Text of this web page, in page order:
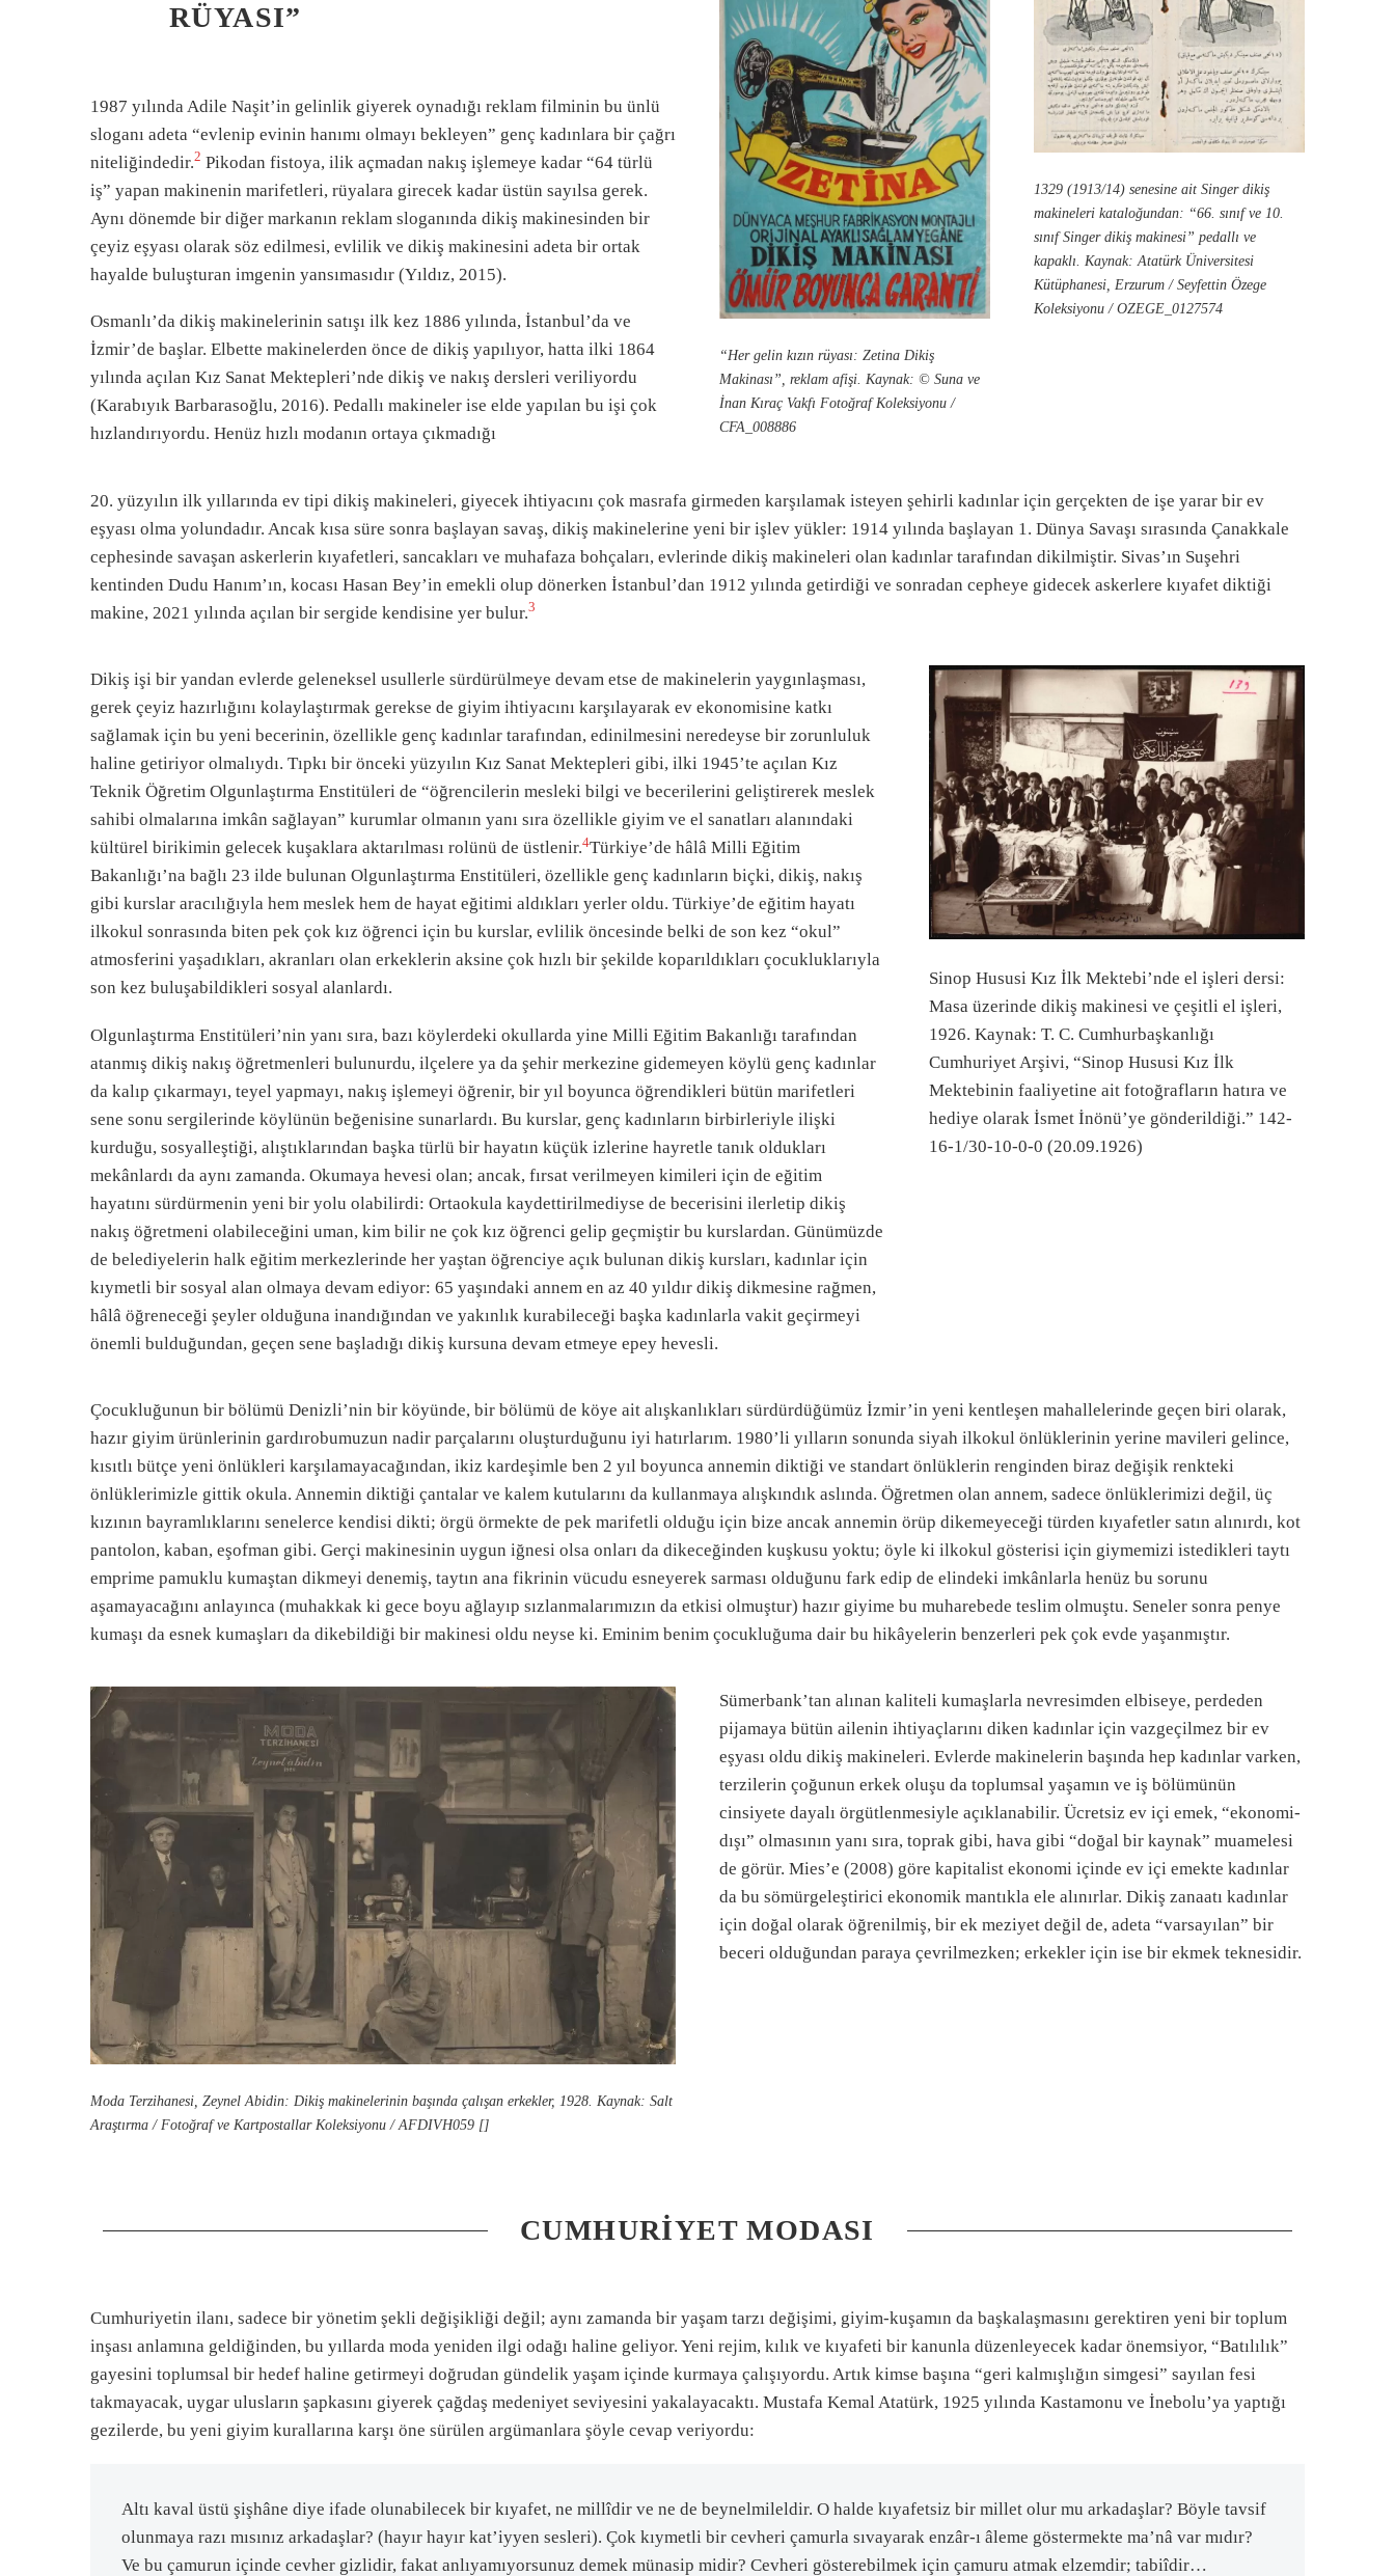
RÜYASI”
1987 yılında Adile Naşit’in gelinlik giyerek oynadığı reklam filminin bu ünlü
sloganı adeta “evlenip evinin hanımı olmayı bekleyen” genç kadınlara bir çağrı
niteliğindedir.2 Pikodan fistoya, ilik açmadan nakış işlemeye kadar “64 türlü
iş” yapan makinenin marifetleri, rüyalara girecek kadar üstün sayılsa gerek.
Aynı dönemde bir diğer markanın reklam sloganında dikiş makinesinden bir
çeyiz eşyası olarak söz edilmesi, evlilik ve dikiş makinesini adeta bir ortak
hayalde buluşturan imgenin yansımasıdır (Yıldız, 2015).
Osmanlı’da dikiş makinelerinin satışı ilk kez 1886 yılında, İstanbul’da ve
İzmir’de başlar. Elbette makinelerden önce de dikiş yapılıyor, hatta ilki 1864
yılında açılan Kız Sanat Mektepleri’nde dikiş ve nakış dersleri veriliyordu
(Karabıyık Barbarasoğlu, 2016). Pedallı makineler ise elde yapılan bu işi çok
hızlandırıyordu. Henüz hızlı modanın ortaya çıkmadığı
“Her gelin kızın rüyası: Zetina Dikiş
Makinası”, reklam afişi. Kaynak: © Suna ve
İnan Kıraç Vakfı Fotoğraf Koleksiyonu /
CFA_008886
1329 (1913/14) senesine ait Singer dikiş
makineleri kataloğundan: “66. sınıf ve 10.
sınıf Singer dikiş makinesi” pedallı ve
kapaklı. Kaynak: Atatürk Üniversitesi
Kütüphanesi, Erzurum / Seyfettin Özege
Koleksiyonu / OZEGE_0127574
20. yüzyılın ilk yıllarında ev tipi dikiş makineleri, giyecek ihtiyacını çok masrafa girmeden karşılamak isteyen şehirli kadınlar için gerçekten de işe yarar bir ev
eşyası olma yolundadır. Ancak kısa süre sonra başlayan savaş, dikiş makinelerine yeni bir işlev yükler: 1914 yılında başlayan 1. Dünya Savaşı sırasında Çanakkale
cephesinde savaşan askerlerin kıyafetleri, sancakları ve muhafaza bohçaları, evlerinde dikiş makineleri olan kadınlar tarafından dikilmiştir. Sivas’ın Suşehri
kentinden Dudu Hanım’ın, kocası Hasan Bey’in emekli olup dönerken İstanbul’dan 1912 yılında getirdiği ve sonradan cepheye gidecek askerlere kıyafet diktiği
makine, 2021 yılında açılan bir sergide kendisine yer bulur.3
Dikiş işi bir yandan evlerde geleneksel usullerle sürdürülmeye devam etse de makinelerin yaygınlaşması,
gerek çeyiz hazırlığını kolaylaştırmak gerekse de giyim ihtiyacını karşılayarak ev ekonomisine katkı
sağlamak için bu yeni becerinin, özellikle genç kadınlar tarafından, edinilmesini neredeyse bir zorunluluk
haline getiriyor olmalıydı. Tıpkı bir önceki yüzyılın Kız Sanat Mektepleri gibi, ilki 1945’te açılan Kız
Teknik Öğretim Olgunlaştırma Enstitüleri de “öğrencilerin mesleki bilgi ve becerilerini geliştirerek meslek
sahibi olmalarına imkân sağlayan” kurumlar olmanın yanı sıra özellikle giyim ve el sanatları alanındaki
kültürel birikimin gelecek kuşaklara aktarılması rolünü de üstlenir.4Türkiye’de hâlâ Milli Eğitim
Bakanlığı’na bağlı 23 ilde bulunan Olgunlaştırma Enstitüleri, özellikle genç kadınların biçki, dikiş, nakış
gibi kurslar aracılığıyla hem meslek hem de hayat eğitimi aldıkları yerler oldu. Türkiye’de eğitim hayatı
ilkokul sonrasında biten pek çok kız öğrenci için bu kurslar, evlilik öncesinde belki de son kez “okul”
atmosferini yaşadıkları, akranları olan erkeklerin aksine çok hızlı bir şekilde koparıldıkları çocukluklarıyla
son kez buluşabildikleri sosyal alanlardı.
Olgunlaştırma Enstitüleri’nin yanı sıra, bazı köylerdeki okullarda yine Milli Eğitim Bakanlığı tarafından
atanmış dikiş nakış öğretmenleri bulunurdu, ilçelere ya da şehir merkezine gidemeyen köylü genç kadınlar
da kalıp çıkarmayı, teyel yapmayı, nakış işlemeyi öğrenir, bir yıl boyunca öğrendikleri bütün marifetleri
sene sonu sergilerinde köylünün beğenisine sunarlardı. Bu kurslar, genç kadınların birbirleriyle ilişki
kurduğu, sosyalleştiği, alıştıklarından başka türlü bir hayatın küçük izlerine hayretle tanık oldukları
mekânlardı da aynı zamanda. Okumaya hevesi olan; ancak, fırsat verilmeyen kimileri için de eğitim
hayatını sürdürmenin yeni bir yolu olabilirdi: Ortaokula kaydettirilmediyse de becerisini ilerletip dikiş
nakış öğretmeni olabileceğini uman, kim bilir ne çok kız öğrenci gelip geçmiştir bu kurslardan. Günümüzde
de belediyelerin halk eğitim merkezlerinde her yaştan öğrenciye açık bulunan dikiş kursları, kadınlar için
kıymetli bir sosyal alan olmaya devam ediyor: 65 yaşındaki annem en az 40 yıldır dikiş dikmesine rağmen,
hâlâ öğreneceği şeyler olduğuna inandığından ve yakınlık kurabileceği başka kadınlarla vakit geçirmeyi
önemli bulduğundan, geçen sene başladığı dikiş kursuna devam etmeye epey hevesli.
Sinop Hususi Kız İlk Mektebi’nde el işleri dersi:
Masa üzerinde dikiş makinesi ve çeşitli el işleri,
1926. Kaynak: T. C. Cumhurbaşkanlığı
Cumhuriyet Arşivi, “Sinop Hususi Kız İlk
Mektebinin faaliyetine ait fotoğrafların hatıra ve
hediye olarak İsmet İnönü’ye gönderildiği.” 142-
16-1/30-10-0-0 (20.09.1926)
Çocukluğunun bir bölümü Denizli’nin bir köyünde, bir bölümü de köye ait alışkanlıkları sürdürdüğümüz İzmir’in yeni kentleşen mahallelerinde geçen biri olarak,
hazır giyim ürünlerinin gardırobumuzun nadir parçalarını oluşturduğunu iyi hatırlarım. 1980’li yılların sonunda siyah ilkokul önlüklerinin yerine mavileri gelince,
kısıtlı bütçe yeni önlükleri karşılamayacağından, ikiz kardeşimle ben 2 yıl boyunca annemin diktiği ve standart önlüklerin renginden biraz değişik renkteki
önlüklerimizle gittik okula. Annemin diktiği çantalar ve kalem kutularını da kullanmaya alışkındık aslında. Öğretmen olan annem, sadece önlüklerimizi değil, üç
kızının bayramlıklarını senelerce kendisi dikti; örgü örmekte de pek marifetli olduğu için bize ancak annemin örüp dikemeyeceği türden kıyafetler satın alınırdı, kot
pantolon, kaban, eşofman gibi. Gerçi makinesinin uygun iğnesi olsa onları da dikeceğinden kuşkusu yoktu; öyle ki ilkokul gösterisi için giymemizi istedikleri taytı
emprime pamuklu kumaştan dikmeyi denemiş, taytın ana fikrinin vücudu esneyerek sarması olduğunu fark edip de elindeki imkânlarla henüz bu sorunu
aşamayacağını anlayınca (muhakkak ki gece boyu ağlayıp sızlanmalarımızın da etkisi olmuştur) hazır giyime bu muharebede teslim olmuştu. Seneler sonra penye
kumaşı da esnek kumaşları da dikebildiği bir makinesi oldu neyse ki. Eminim benim çocukluğuma dair bu hikâyelerin benzerleri pek çok evde yaşanmıştır.
Moda Terzihanesi, Zeynel Abidin: Dikiş makinelerinin başında çalışan erkekler, 1928. Kaynak: Salt
Araştırma / Fotoğraf ve Kartpostallar Koleksiyonu / AFDIVH059 []
Sümerbank’tan alınan kaliteli kumaşlarla nevresimden elbiseye, perdeden
pijamaya bütün ailenin ihtiyaçlarını diken kadınlar için vazgeçilmez bir ev
eşyası oldu dikiş makineleri. Evlerde makinelerin başında hep kadınlar varken,
terzilerin çoğunun erkek oluşu da toplumsal yaşamın ve iş bölümünün
cinsiyete dayalı örgütlenmesiyle açıklanabilir. Ücretsiz ev içi emek, “ekonomi-
dışı” olmasının yanı sıra, toprak gibi, hava gibi “doğal bir kaynak” muamelesi
de görür. Mies’e (2008) göre kapitalist ekonomi içinde ev içi emekte kadınlar
da bu sömürgeleştirici ekonomik mantıkla ele alınırlar. Dikiş zanaatı kadınlar
için doğal olarak öğrenilmiş, bir ek meziyet değil de, adeta “varsayılan” bir
beceri olduğundan paraya çevrilmezken; erkekler için ise bir ekmek teknesidir.
CUMHURIYET MODASI
Cumhuriyetin ilanı, sadece bir yönetim şekli değişikliği değil; aynı zamanda bir yaşam tarzı değişimi, giyim-kuşamın da başkalaşmasını gerektiren yeni bir toplum
inşası anlamına geldiğinden, bu yıllarda moda yeniden ilgi odağı haline geliyor. Yeni rejim, kılık ve kıyafeti bir kanunla düzenleyecek kadar önemsiyor, “Batılılık”
gayesini toplumsal bir hedef haline getirmeyi doğrudan gündelik yaşam içinde kurmaya çalışıyordu. Artık kimse başına “geri kalmışlığın simgesi” sayılan fesi
takmayacak, uygar ulusların şapkasını giyerek çağdaş medeniyet seviyesini yakalayacaktı. Mustafa Kemal Atatürk, 1925 yılında Kastamonu ve İnebolu’ya yaptığı
gezilerde, bu yeni giyim kurallarına karşı öne sürülen argümanlara şöyle cevap veriyordu:
Altı kaval üstü şişhâne diye ifade olunabilecek bir kıyafet, ne millîdir ve ne de beynelmileldir. O halde kıyafetsiz bir millet olur mu arkadaşlar? Böyle tavsif
olunmaya razı mısınız arkadaşlar? (hayır hayır kat’iyyen sesleri). Çok kıymetli bir cevheri çamurla sıvayarak enzâr-ı âleme göstermekte ma’nâ var mıdır?
Ve bu çamurun içinde cevher gizlidir, fakat anlıyamıyorsunuz demek münasip midir? Cevheri gösterebilmek için çamuru atmak elzemdir; tabiîdir…